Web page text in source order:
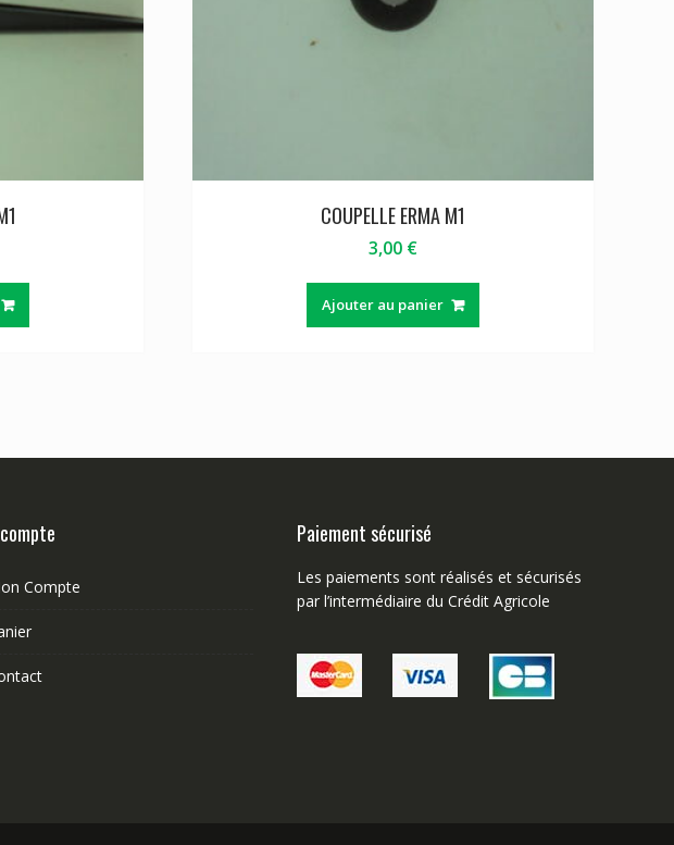
COUPELLE ERMA M1
3,00 €
Ajouter au panier
Compte
Paiement sécurisé
Les paiements sont réalisés et sécurisés
par l’intermédiaire du Crédit Agricole